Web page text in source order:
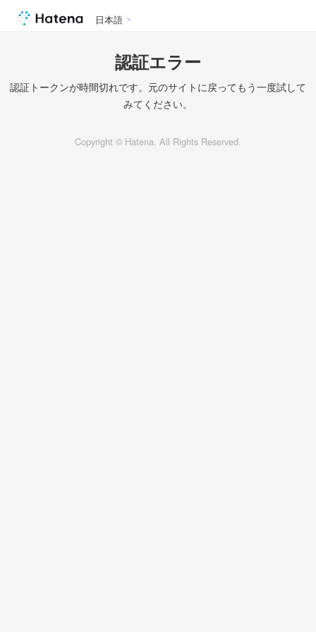
日本語
認証エラー
認証トークンが時間切れです。元のサイトに戻ってもう一度試して
みてください。
Copyright © Hatena. All Rights Reserved.